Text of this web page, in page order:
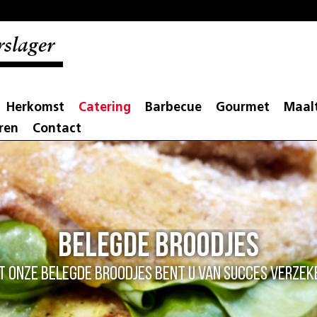
Herkomst Catering Barbecue Gourmet
Contact
Belegde broodjes
onze belegde broodjes bent u van succes